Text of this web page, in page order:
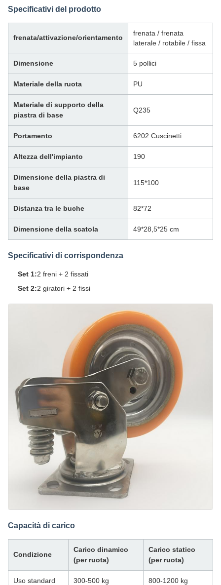
Specificativi del prodotto
frenata/attivazione/orientamento
frenata / frenata
laterale / rotabile / fissa
Dimensione 5 pollici
Materiale della ruota PU
Materiale di supporto della
piastra di base
Q235
Portamento 6202 Cuscinetti
Altezza dell'impianto 190
Dimensione della piastra di
base
115*100
Distanza tra le buche 82*72
Dimensione della scatola 49*28,5*25 cm
Specificativi di corrispondenza
Set 1:2 freni + 2 fissati
Set 2:2 giratori + 2 fissi
Capacità di carico
Condizione
Carico dinamico
(per ruota)
Carico statico
(per ruota)
Uso standard 300-500 kg 800-1200 kg